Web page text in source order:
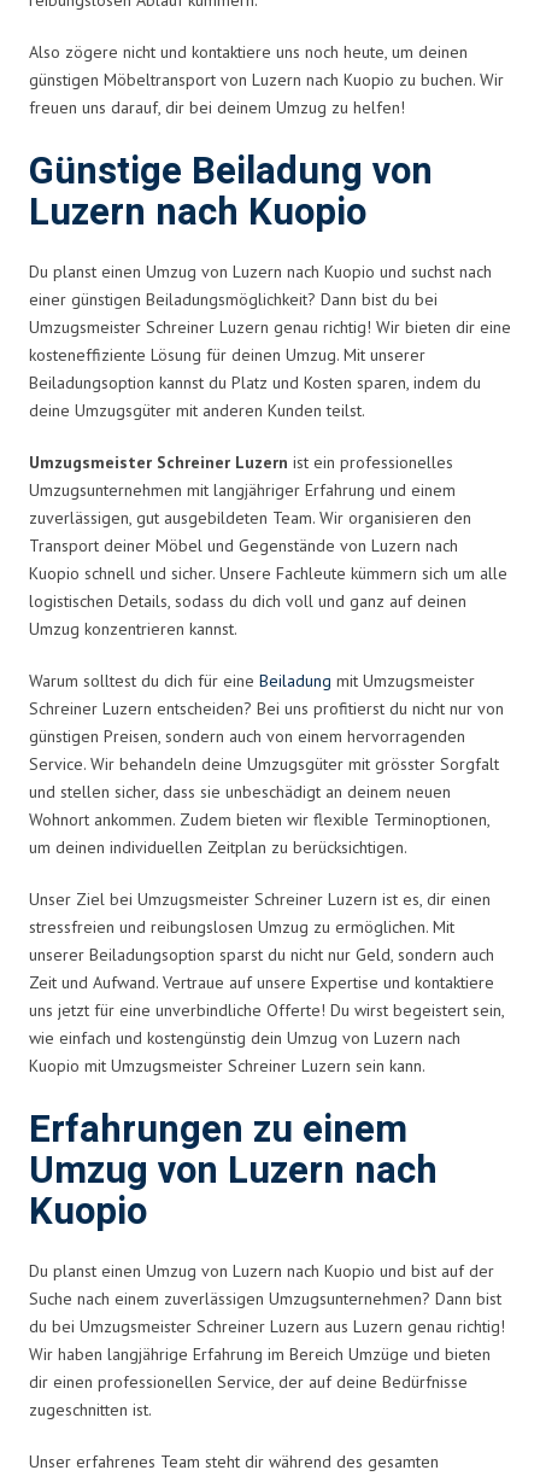
Also zögere nicht und kontaktiere uns noch heute, um deinen
günstigen Möbeltransport von Luzern nach Kuopio zu buchen. Wir
freuen uns darauf, dir bei deinem Umzug zu helfen!
Günstige Beiladung von
Luzern nach Kuopio
Du planst einen Umzug von Luzern nach Kuopio und suchst nach
einer günstigen Beiladungsmöglichkeit? Dann bist du bei
Umzugsmeister Schreiner Luzern genau richtig! Wir bieten dir eine
kosteneffiziente Lösung für deinen Umzug. Mit unserer
Beiladungsoption kannst du Platz und Kosten sparen, indem du
deine Umzugsgüter mit anderen Kunden teilst.
Umzugsmeister Schreiner Luzern ist ein professionelles
Umzugsunternehmen mit langjähriger Erfahrung und einem
zuverlässigen, gut ausgebildeten Team. Wir organisieren den
Transport deiner Möbel und Gegenstände von Luzern nach
Kuopio schnell und sicher. Unsere Fachleute kümmern sich um alle
logistischen Details, sodass du dich voll und ganz auf deinen
Umzug konzentrieren kannst.
Warum solltest du dich für eine Beiladung mit Umzugsmeister
Schreiner Luzern entscheiden? Bei uns profitierst du nicht nur von
günstigen Preisen, sondern auch von einem hervorragenden
Service. Wir behandeln deine Umzugsgüter mit grösster Sorgfalt
und stellen sicher, dass sie unbeschädigt an deinem neuen
Wohnort ankommen. Zudem bieten wir flexible Terminoptionen,
um deinen individuellen Zeitplan zu berücksichtigen.
Unser Ziel bei Umzugsmeister Schreiner Luzern ist es, dir einen
stressfreien und reibungslosen Umzug zu ermöglichen. Mit
unserer Beiladungsoption sparst du nicht nur Geld, sondern auch
Zeit und Aufwand. Vertraue auf unsere Expertise und kontaktiere
uns jetzt für eine unverbindliche Offerte! Du wirst begeistert sein,
wie einfach und kostengünstig dein Umzug von Luzern nach
Kuopio mit Umzugsmeister Schreiner Luzern sein kann.
Erfahrungen zu einem
Umzug von Luzern nach
Kuopio
Du planst einen Umzug von Luzern nach Kuopio und bist auf der
Suche nach einem zuverlässigen Umzugsunternehmen? Dann bist
du bei Umzugsmeister Schreiner Luzern aus Luzern genau richtig!
Wir haben langjährige Erfahrung im Bereich Umzüge und bieten
dir einen professionellen Service, der auf deine Bedürfnisse
zugeschnitten ist.
Unser erfahrenes Team steht dir während des gesamten